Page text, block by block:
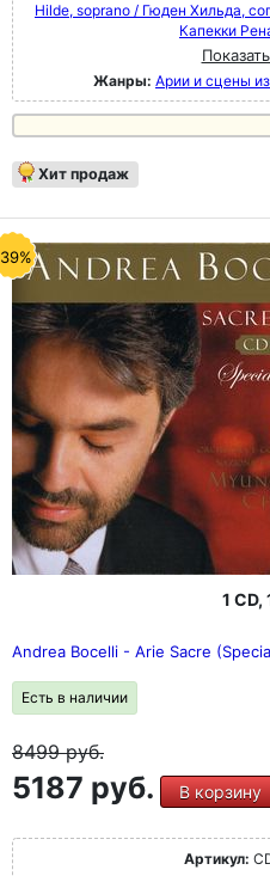
Hilde, soprano / Гюден Хильда,
Капекки
Жанры: Арии и сцены
Хит продаж
1 CD,
Andrea Bocelli - Arie Sacre
Есть в наличии
8499руб.
5187 руб. В корзину
Артикул: